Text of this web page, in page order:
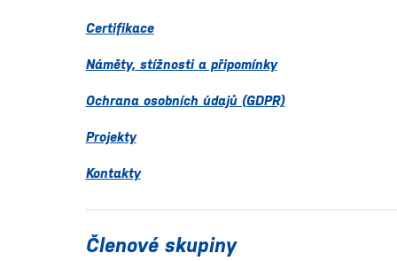
Certifikace
Náměty, stížnosti a připomínky
Ochrana osobních údajů (GDPR)
Projekty
Kontakty
Členové skupiny